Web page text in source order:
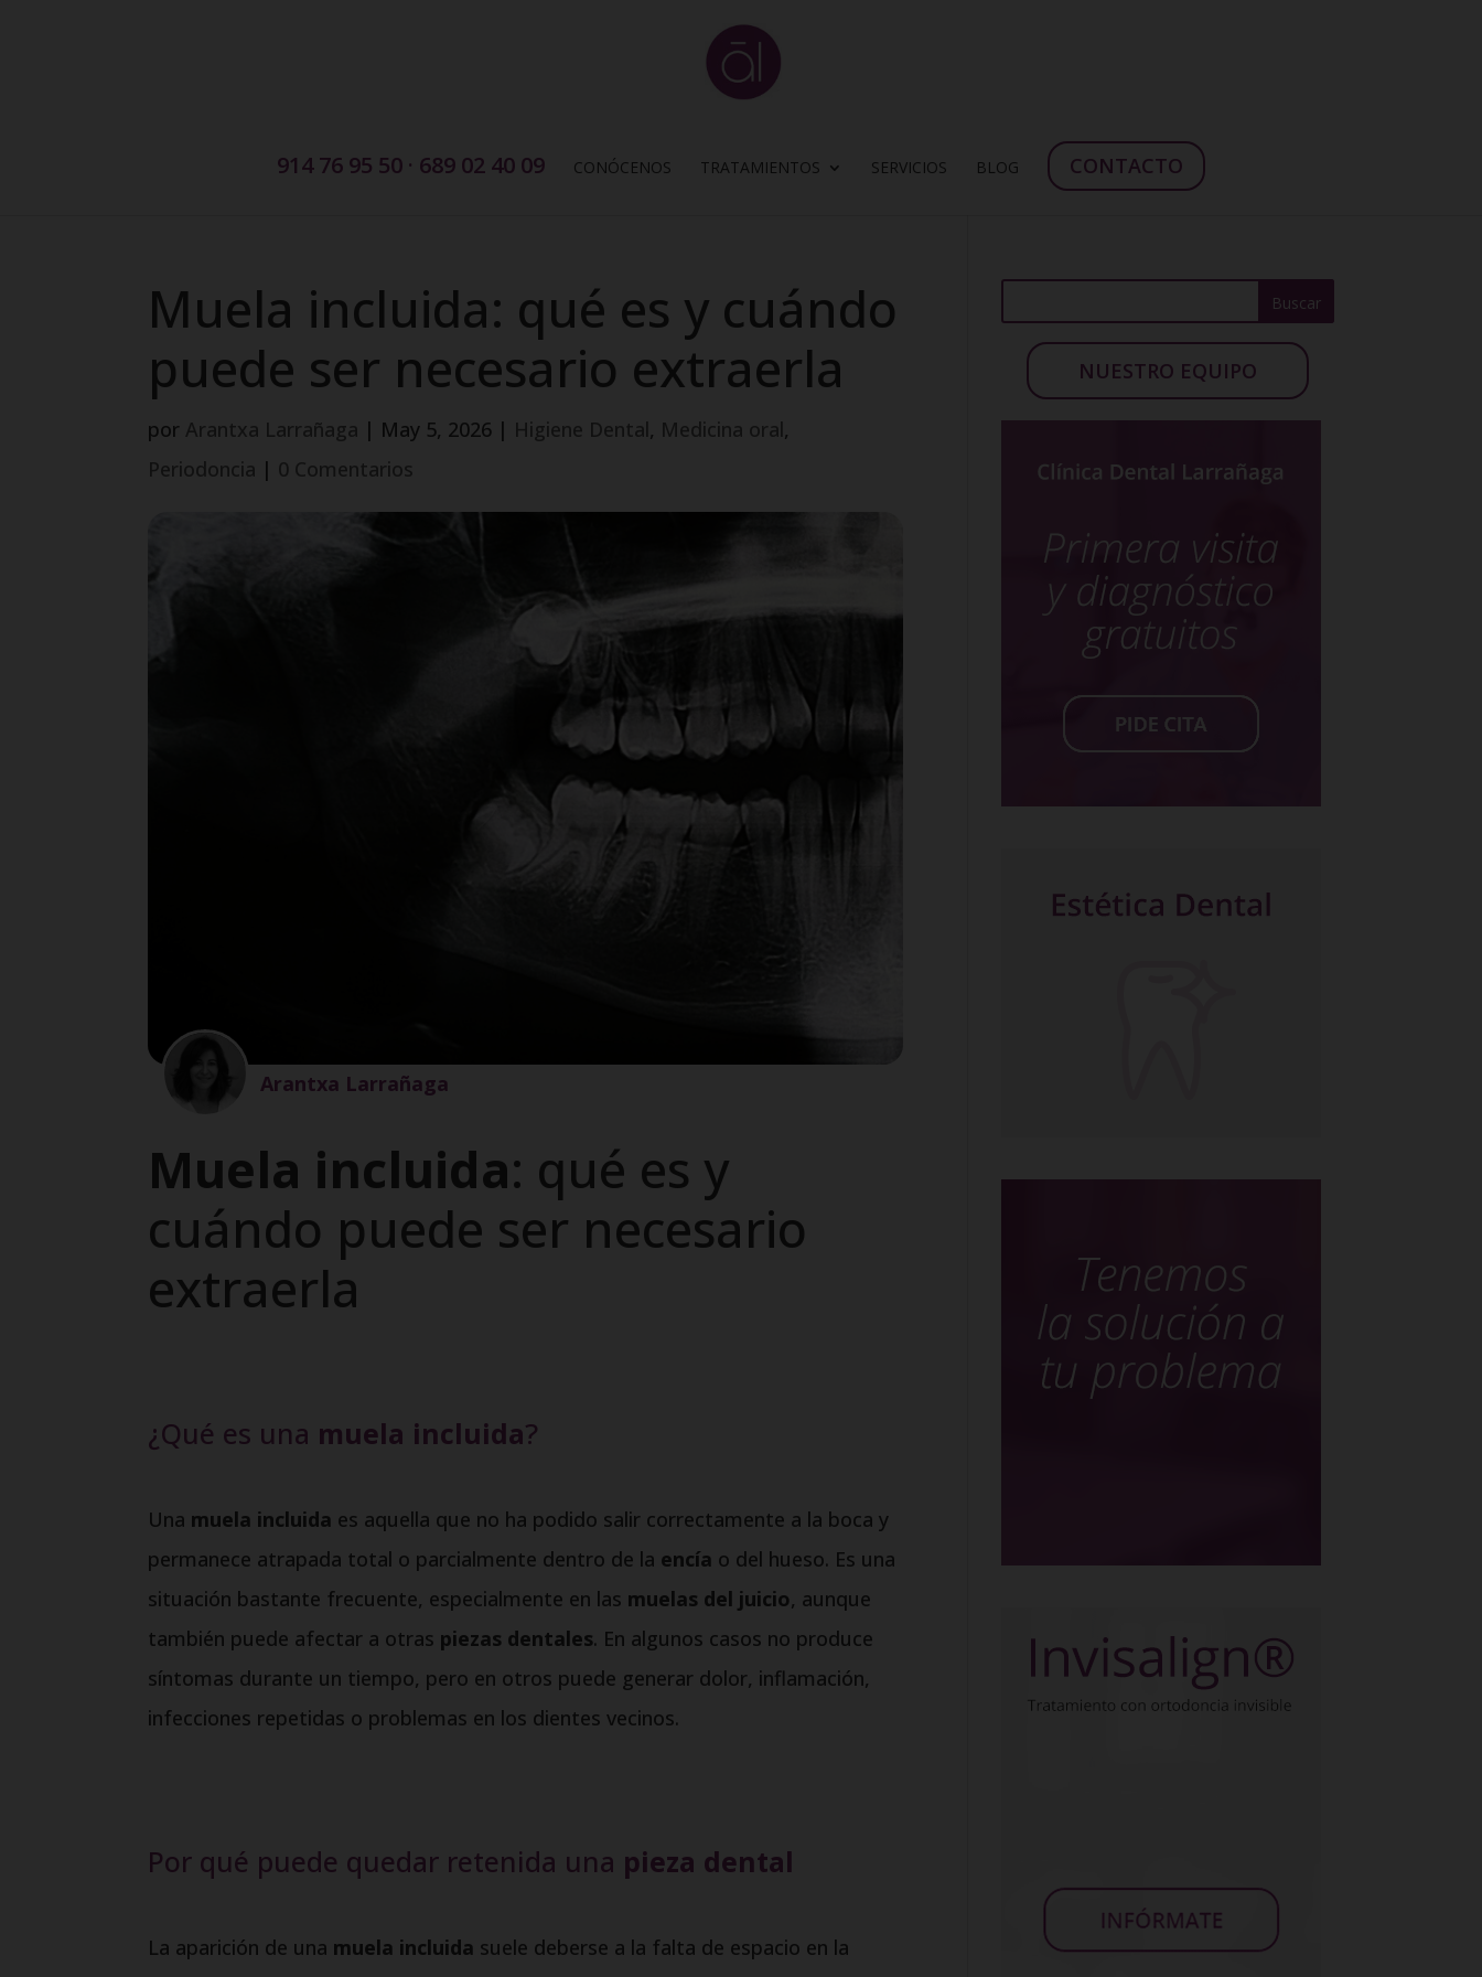
914 76 95 50 · 689 02 40 09 CONÓCENOS TRATAMIENTOS SERVICIOS BLOG CONTACTO
Muela incluida: qué es y cuándo
puede ser necesario extraerla
por Arantxa Larrañaga | May 5, 2026 | Higiene Dental, Medicina oral,
Periodoncia | 0 Comentarios
Arantxa Larrañaga
Muela incluida: qué es y
cuándo puede ser necesario
extraerla
¿Qué es una muela incluida?
Una muela incluida es aquella que no ha podido salir correctamente a la boca y
permanece atrapada total o parcialmente dentro de la encía o del hueso. Es una
situación bastante frecuente, especialmente en las muelas del juicio, aunque
también puede afectar a otras piezas dentales. En algunos casos no produce
síntomas durante un tiempo, pero en otros puede generar dolor, inflamación,
infecciones repetidas o problemas en los dientes vecinos.
Por qué puede quedar retenida una pieza dental
La aparición de una muela incluida suele deberse a la falta de espacio en la
NUESTRO EQUIPO